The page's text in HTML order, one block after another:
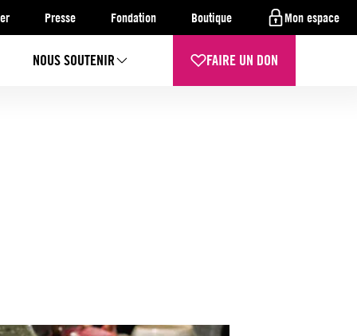
Presse Fondation Boutique Mon espace
NOUS SOUTENIR FAIRE UN DON